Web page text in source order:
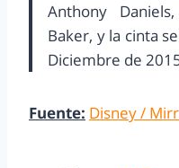
Anthony
Baker, y la cinta
Diciembre de
Fuente: Disney /